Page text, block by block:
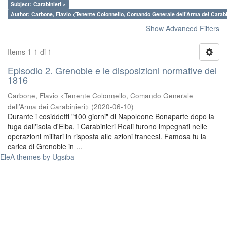
Subject: Carabinieri ×
Author: Carbone, Flavio <Tenente Colonnello, Comando Generale dell’Arma dei
Show Advanced Filters
Items 1-1 di 1
Episodio 2. Grenoble e le disposizioni normative del
1816
Carbone, Flavio <Tenente Colonnello, Comando Generale
dell’Arma dei Carabinieri> (2020-06-10)
Durante i cosiddetti "100 giorni" di Napoleone Bonaparte dopo la
fuga dall'isola d'Elba, i Carabinieri Reali furono impegnati nelle
operazioni militari in risposta alle azioni francesi. Famosa fu la
carica di Grenoble in ...
EleA themes by Ugsiba